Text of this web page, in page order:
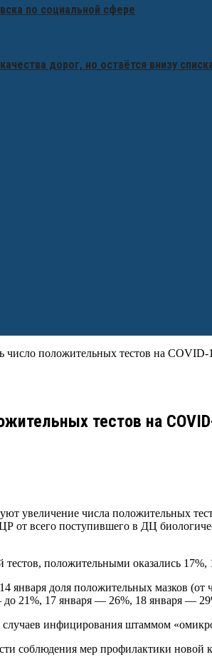
по социальной сфере
дорог, но остаётся внизу
число положительных тестов на COVID-
тестов на
увеличение числа положительных
всего поступившего в ДЦ
тестов, положительными оказались
доля положительных мазков (от
до 21%, 17 января — 26%, 18 января
инфицирования штаммом
соблюдения мер профилактики новой